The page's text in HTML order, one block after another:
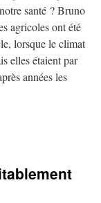
santé ? Bruno
agricoles ont été
lorsque le climat
elles étaient par
années les